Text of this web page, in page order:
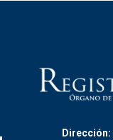
Dirección: